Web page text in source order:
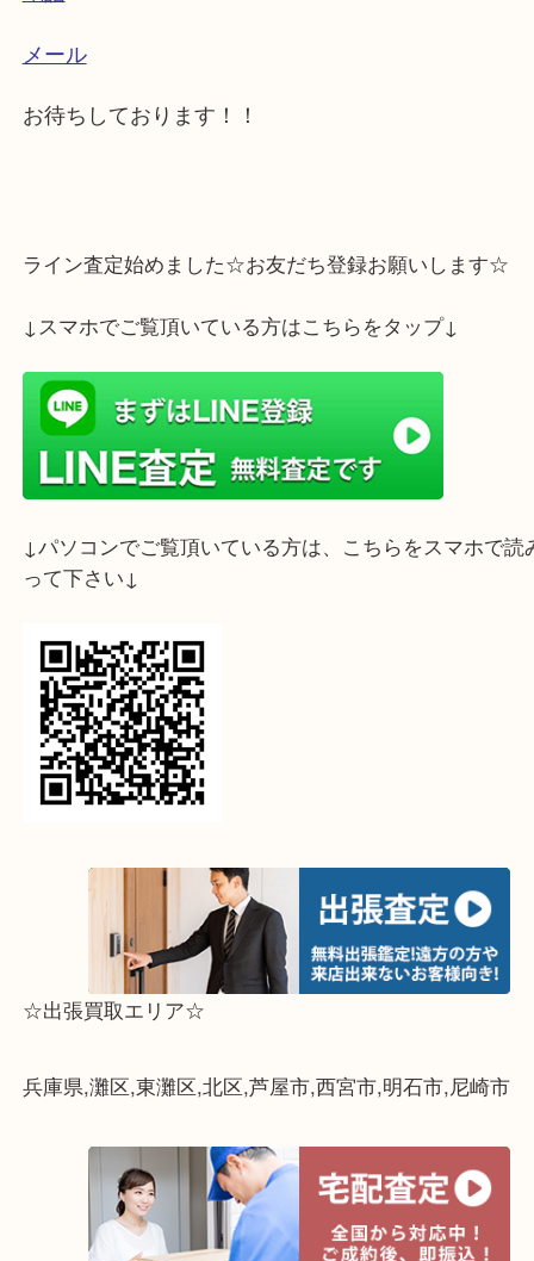
☆出張買取エリア☆
区・神戸市西区・神戸市長田区・西宮市・明石
電話
メール
お待ちしております！！
ライン査定始めました☆お友だち登録お願いしま
↓パソコンでご覧頂いている方は、こちらをスマホ
って下さい↓